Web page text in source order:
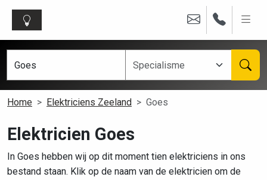
Home Elektriciens Zeeland Goes
Elektricien Goes
In Goes hebben wij op dit moment tien elektriciens in ons
bestand staan. Klik op de naam van de elektricien om de